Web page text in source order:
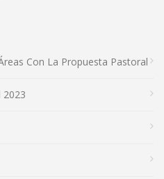
Con La Propuesta Pastoral
2023